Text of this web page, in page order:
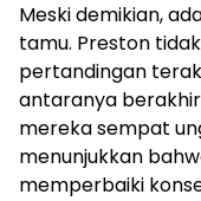
Meski demikian,
tamu. Preston
pertandingan
antaranya
mereka sempat
menunjukkan
memperbaiki